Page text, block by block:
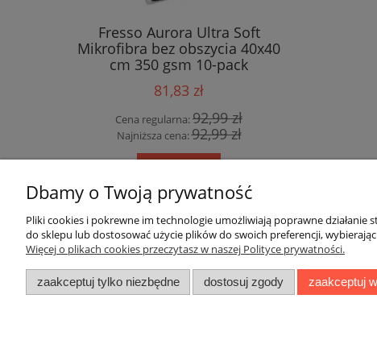
Fresso Aurora Ultra Soft
Mikrofibra bez obszycia 40x40
cm 350 gsm 10-pack
81,83 zł
Cena regularna:92,99 zł
Najniższa cena:92,99 zł
Pomoc
Raty
Moje konto
Twoje zamówienia
Ustawienia konta
Dbamy o Twoją prywatność
Pliki cookies i pokrewne im technologie umożliwiają poprawne
do sklepu lub dostosować użycie plików do swoich preferencji,
Więcej o plikach cookies przeczytasz w naszej Polityce prywatności.
zaakceptuj tylko niezbędne dostosuj zgody zaakceptuj